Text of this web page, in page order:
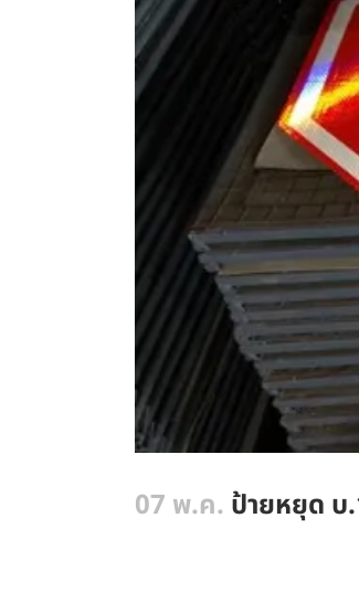
07 พ.ค. ป้ายหยุด บ